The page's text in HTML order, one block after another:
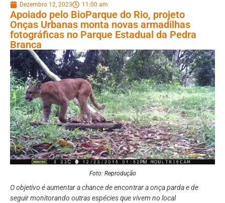
Dezembro 12, 2023 11:00 am
Apoiado pelo BioParque do Rio, projeto
Onças Urbanas monta novas armadilhas
fotográficas no Parque Estadual da Pedra
Branca
Foto: Reprodução
O objetivo é aumentar a chance de encontrar a onça parda e de
seguir monitorando outras espécies que vivem no local